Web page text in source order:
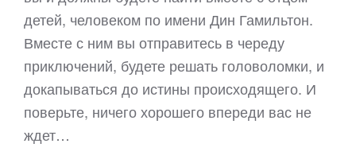
детей, человеком по имени Дин Гамильтон.
Вместе с ним вы отправитесь в череду
приключений, будете решать головоломки, и
докапываться до истины происходящего. И
поверьте, ничего хорошего впереди вас не
ждет…